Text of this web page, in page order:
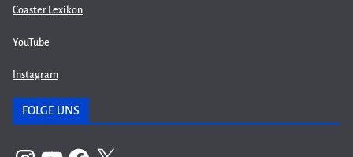
Coaster Lexikon
YouTube
Instagram
FOLGE UNS
InstagramYouTubeFacebook
X